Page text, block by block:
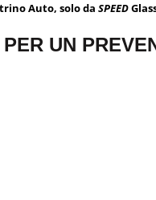
Auto, solo da SPEED
PER UN